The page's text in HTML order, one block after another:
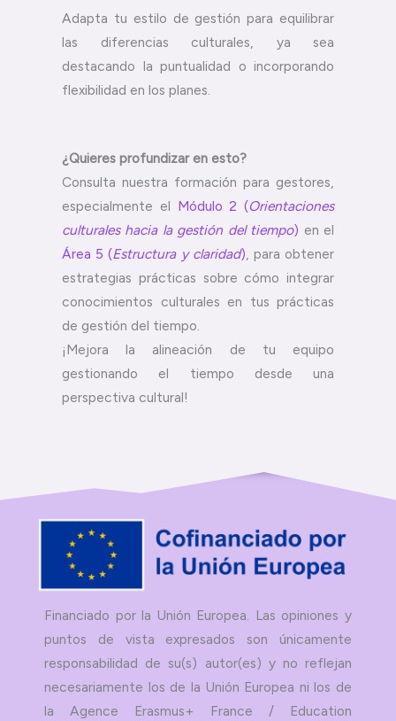
Adapta tu estilo de gestión para equilibrar
las diferencias culturales, ya sea
destacando la puntualidad o incorporando
flexibilidad en los planes.
¿Quieres profundizar en esto?
Consulta nuestra formación para gestores,
especialmente el Módulo 2 (Orientaciones
culturales hacia la gestión del tiempo) en el
Área 5 (Estructura y claridad) , para obtener
estrategias prácticas sobre cómo integrar
conocimientos culturales en tus prácticas
de gestión del tiempo.
¡Mejora la alineación de tu equipo
gestionando el tiempo desde una
perspectiva cultural!
Financiado por la Unión Europea. Las opiniones y
puntos de vista expresados son únicamente
responsabilidad de su(s) autor(es) y no reflejan
necesariamente los de la Unión Europea ni los de
la Agence Erasmus+ France / Education